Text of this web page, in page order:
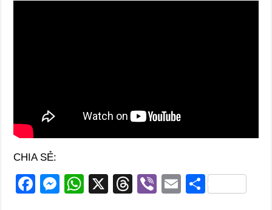
CHIA SẺ:
F
M
W
X
T
Vi
E S